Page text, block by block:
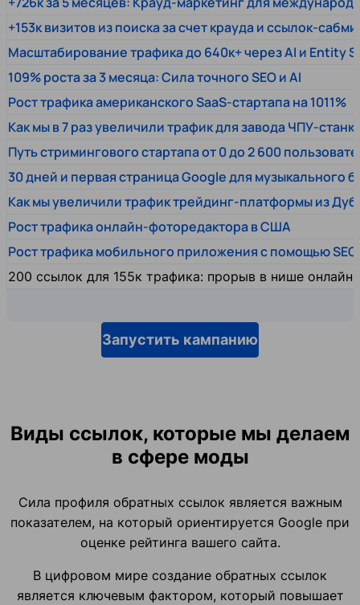
+153к визитов из поиска за счет крауда и ссылок-
Масштабирование трафика до 640к+ через AI и Entity
109% роста за 3 месяца: Сила точного SEO и AI
Рост трафика американского SaaS-стартапа на 1011%
Как мы в 7 раз увеличили трафик для завода ЧПУ-
Путь стримингового стартапа от 0 до 2 600
30 дней и первая страница Google для музыкального
Как мы увеличили трафик трейдинг-платформы из
Рост трафика онлайн-фоторедактора в США
Рост трафика мобильного приложения с помощью SEO
200 ссылок для 155к трафика: прорыв в нише
Запустить кампанию
Виды ссылок, которые мы делаем
в сфере моды
Сила профиля обратных ссылок является важным
показателем, на который ориентируется Google при
оценке рейтинга вашего сайта.
В цифровом мире создание обратных ссылок
является ключевым фактором, который повышает